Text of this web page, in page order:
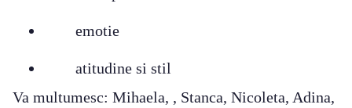
emotie
atitudine si stil
Va multumesc: Mihaela, , Stanca, Nicoleta, Adina,